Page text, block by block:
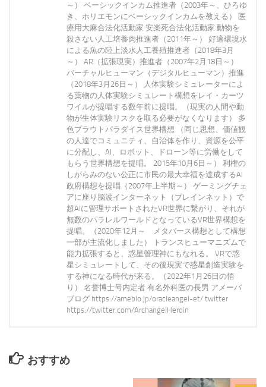
～） ベーシックインカム推進者（2003年～、ひろゆ
き、ホリエモンにベーシックインカムを教える） 医
療用大麻合法化活動家 安楽死合法化活動家 動物を
殺さない人工培養肉推進者（2011年～） 好適環境水
による魚の陸上淡水人工養殖推進者（2018年3月
～） AR（拡張現実）推進者（2007年2月18日～）
バーチャルヒューマン（デジタルヒューマン）推進
（2018年3月26日～） 人体実験シミュレーターによ
る薬物の人体実験シミュレート構想をレイ・カーツ
ワイルが提唱する数年前に提唱。（現実の人間や動
物が生体実験リスクを取る必要がなくなります） 多
色プラウトパラダイス世界構想 （同じ思想、価値観
の人達でコミュニティ、自治体を作り、資源を公平
に分配し、AI、ロボット、ドローン等に労働をして
もらう世界構想を提唱。 2015年10月6日～） 利権の
しがらみのない公正に市民の最大幸福を達成するAI
政府構想を提唱（2007年上半期～） ゲーミングチェ
アに座り脳波インターネット（ブレインネット）で
超AIに管理サポートされたVR世界に繋がり、それが
無数のパラレルワールドとなっているVR世界構想を
提唱。（2020年12月～ メタバース構想として構想
一部が主流化しました） トランスヒューマニズムで
能力拡張すると、惑星管理神にもなれる。 VRで惑
星シミュレートして、その後現実で惑星創造実験を
する神になる時代が来る。（2022年1月26日の悟
り） 名誉博士号内定者 有名外科医の長男 アメーバ
ブログ https://ameblo.jp/oracleangel-et/ twitter
https://twitter.com/ArchangelHeroin
おすすめ